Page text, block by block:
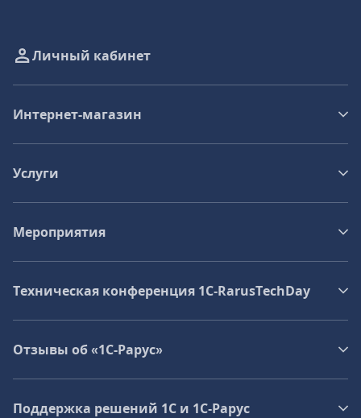
Личный кабинет
Интернет-магазин
Услуги
Мероприятия
Техническая конференция 1C‑RarusTechDay
Отзывы об «1С-Рарус»
Поддержка решений 1С и 1С‑Рарус